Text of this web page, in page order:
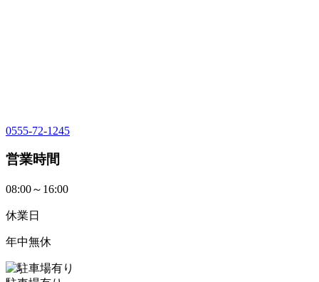
0555-72-1245
営業時間
08:00～16:00
休業日
年中無休